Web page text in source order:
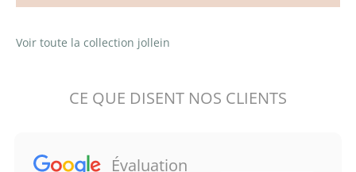
PRODUIT
DE
Voir toute la collection jollein
CE QUE DISENT NOS CLIENTS
Évaluation